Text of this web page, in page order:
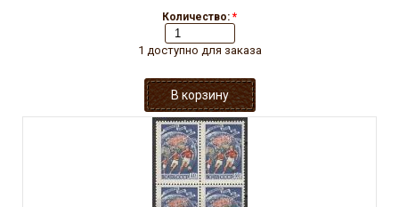
Количество: *
1 доступно для заказа